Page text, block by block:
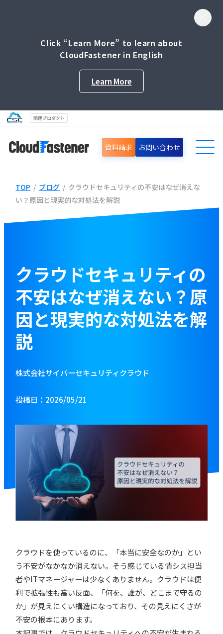
Click “Learn More” to learn about
CloudFastener in English
Learn More
関連プロダクト
導入事例
セミナー情報
ブログ
資料をダウンロードする
資料請求 お問い合わせ
TOP / ブログ / クラウドセキュリティの不安はなぜ消えな
い？原因と現実的な対処法を解説
クラウドセキュリティの
不安はなぜ消えない？原
因と現実的な対処法を解
説
株式会社サイバーセキュリティクラウド
投稿日：2026/05/21
クラウドを使っているのに、「本当に安全なのか」とい
う不安がなかなか消えない。そう感じている情シス担当
者やITマネージャーは少なくありません。クラウドは便
利で拡張性も高い反面、「何を、誰が、どこまで守るの
か」が見えにくい構造になっており、その見えにくさが
不安の根本にあります。